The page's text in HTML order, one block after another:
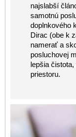
najslabší
samotnú
doplnkového
Dirac (obe k
namerať a
posluchovej
lepšia
priestoru.